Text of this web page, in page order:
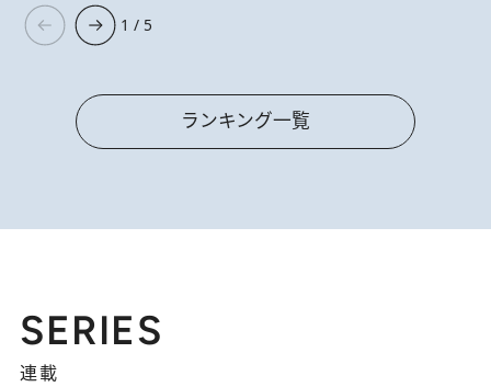
1 / 5
ランキング一覧
SERIES
連載